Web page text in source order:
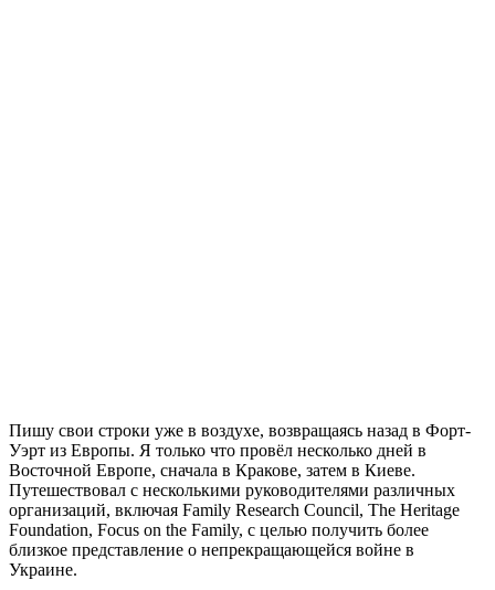
Пишу свои строки уже в воздухе, возвращаясь назад в Форт-
Уэрт из Европы. Я только что провёл несколько дней в
Восточной Европе, сначала в Кракове, затем в Киеве.
Путешествовал с несколькими руководителями различных
организаций, включая Family Research Council, The Heritage
Foundation, Focus on the Family, с целью получить более
близкое представление о непрекращающейся войне в
Украине.